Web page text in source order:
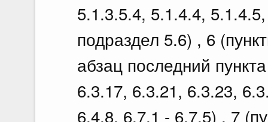
5.1.3.5.4, 5.1.4.4,
подраздел 5.6) , 6
абзац последний
6.3.17, 6.3.21, 6.3.23,
6.4.8, 6.7.1 - 6.7.5) , 7